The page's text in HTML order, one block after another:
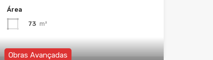
Área
73 m²
Obras Avançadas